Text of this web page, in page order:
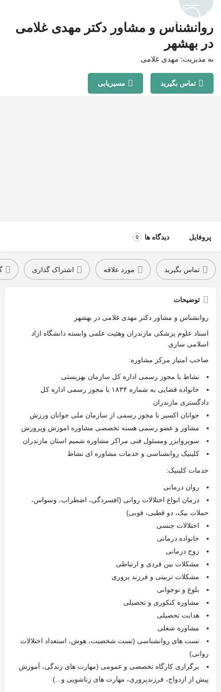
روانشناس و مشاور دکتر مهدی غلامی
در بهشهر
به مدیریت: مهدی غلامی
تماس بگیرید مسیریابی
پروفایل دیدگاه ها 0
تماس بگیرید مورد علاقه اشتراک گذاری
توضیحات
روانشناس و مشاور دکتر مهدی غلامی در بهشهر
استاد علوم پزشکی مازندران و‌هئیت علمی وابسته دانشگاه ازاد
اسلامی ساری
صاحب امتیاز مرکز مشاوره:
نشاط با مجوز رسمی اداره کل سازمان بهزیستی
خانواده قضایی به شماره ۱۸۳۴ با مجوز رسمی اداره کل
دادگستری مازندران
جوانان اکسیر با مجوز رسمی از سازمان ملی جوانان و‌رزش
مشاور و عضو رسمی هسته تخصصی مشاوره اموزش و‌پرورش
سوپروایزر و‌مسئول فنی مراکز مشاوره شمیم استان مازندران
کلینیک روانشناسی و خدمات مشاوره ای نشاط
خدمات کلینیک:
روان درمانی
درمان انواع اختلالات روانی (افسردگی، اضطراب، وسواس،
حملات بیک، دو قطبی، فوبی)
اختلالات جنسی
خانواده درمانی
زوج درمانی
مشکلات بین فردی و ارتباطی
مشکلات تربیتی و فرزند پروری
بلوغ و نوجوانی
مشاوره کنکوری و تحصیلی
هدایت تحصیلی
مشاوره شغلی
تست های روانشناسی (تست شخصیت، هوش، استعداد اختلالات
روانی)
برگزاری کارگاه تخصصی و عمومی (مهارت های زندگی، آموزش
پیش از ازدواج، فرزندپروری، مهارت های زناشویی و...)